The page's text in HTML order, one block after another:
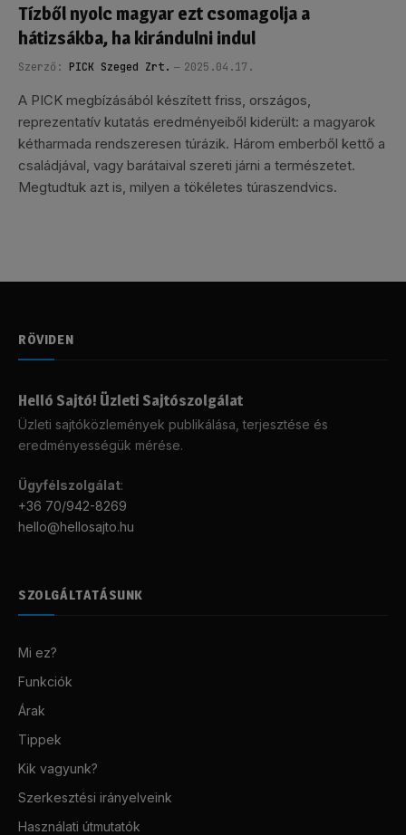
Tízből nyolc magyar ezt csomagolja a
hátizsákba, ha kirándulni indul
Szerző: PICK Szeged Zrt. 2025.04.17.
A PICK megbízásából készített friss, országos,
reprezentatív kutatás eredményeiből kiderült: a magyarok
kétharmada rendszeresen túrázik. Három emberből kettő a
családjával, vagy barátaival szereti járni a természetet.
Megtudtuk azt is, milyen a tökéletes túraszendvics.
RÖVIDEN
Helló Sajtó! Üzleti Sajtószolgálat
Üzleti sajtóközlemények publikálása, terjesztése és
eredményességük mérése.
Ügyfélszolgálat:
+36 70/942-8269
hello@hellosajto.hu
SZOLGÁLTATÁSUNK
Mi ez?
Funkciók
Árak
Tippek
Kik vagyunk?
Szerkesztési irányelveink
Használati útmutatók